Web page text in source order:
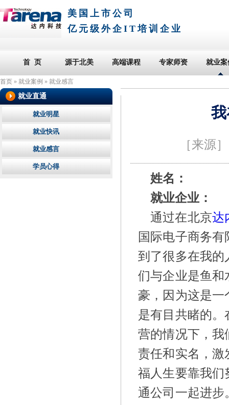
美国上市公司
亿元级外企IT培训企业
首 页 源于北美 高端课程 专家师资 就业案
首页 » 就业案例 » 就业感言
［来源
姓名：
就业企业：
通过在北京达
国际电子商务
到了很多在我的
们与企业是鱼和
豪，因为这是
是有目共睹的
营的情况下，我
责任和实名，激
福人生要靠我们
通公司一起进步
就业直通
就业明星
就业快讯
就业感言
学员心得